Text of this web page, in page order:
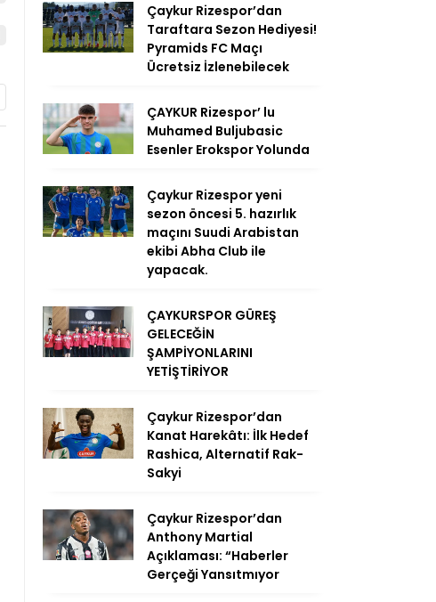
Çaykur Rizespor’dan
Taraftara Sezon Hediyesi!
Pyramids FC Maçı
Ücretsiz İzlenebilecek
ÇAYKUR Rizespor’ lu
Muhamed Buljubasic
Esenler Erokspor Yolunda
Çaykur Rizespor yeni
sezon öncesi 5. hazırlık
maçını Suudi Arabistan
ekibi Abha Club ile
yapacak.
ÇAYKURSPOR GÜREŞ
GELECEĞİN
ŞAMPİYONLARINI
YETİŞTİRİYOR
Çaykur Rizespor’dan
Kanat Harekâtı: İlk Hedef
Rashica, Alternatif Rak-
Sakyi
Çaykur Rizespor’dan
Anthony Martial
Açıklaması: “Haberler
Gerçeği Yansıtmıyor